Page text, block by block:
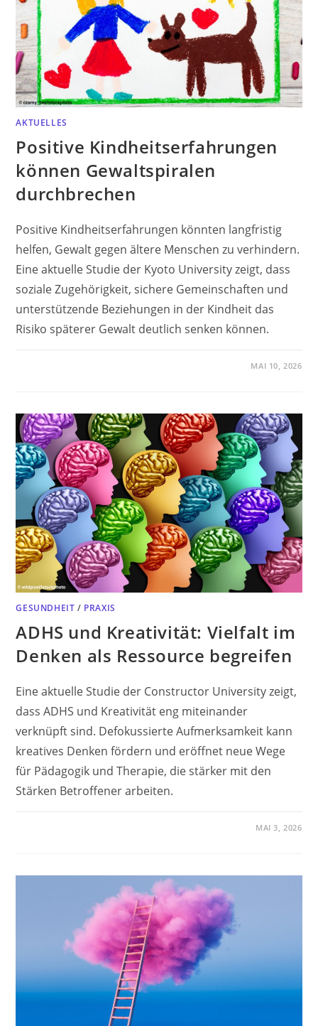
AKTUELLES
Positive Kindheitserfahrungen
können Gewaltspiralen
durchbrechen
Positive Kindheitserfahrungen könnten langfristig
helfen, Gewalt gegen ältere Menschen zu verhindern.
Eine aktuelle Studie der Kyoto University zeigt, dass
soziale Zugehörigkeit, sichere Gemeinschaften und
unterstützende Beziehungen in der Kindheit das
Risiko späterer Gewalt deutlich senken können.
MAI 10, 2026
GESUNDHEIT / PRAXIS
ADHS und Kreativität: Vielfalt im
Denken als Ressource begreifen
Eine aktuelle Studie der Constructor University zeigt,
dass ADHS und Kreativität eng miteinander
verknüpft sind. Defokussierte Aufmerksamkeit kann
kreatives Denken fördern und eröffnet neue Wege
für Pädagogik und Therapie, die stärker mit den
Stärken Betroffener arbeiten.
MAI 3, 2026